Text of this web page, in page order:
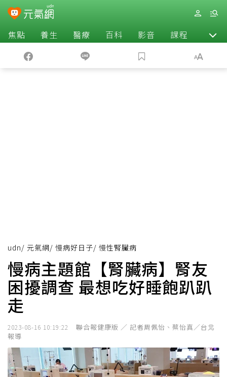
焦點 養生 醫療 百科 影音 課程 退休
udn/ 元氣網/ 慢病好日子/ 慢性腎臟病
慢病主題館【腎臟病】腎友
困擾調查 最想吃好睡飽趴趴
走
2023-08-16 10:19:22
聯合報健康版 ／ 記者周佩怡、蔡怡真／台北
報導